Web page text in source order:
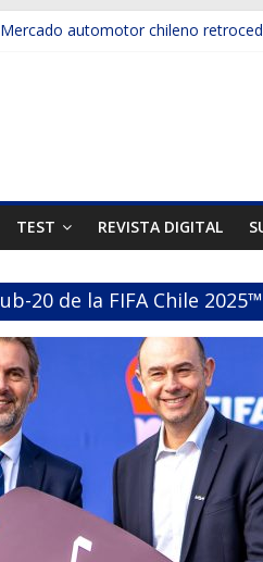
automotor chileno
Pick-ups presentó la recién
primer mercado internacional en
TEST REVISTA DIGITAL
20 de la FIFA Chile 2025™